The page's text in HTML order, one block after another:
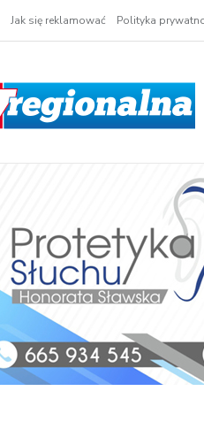
Jak się reklamować Polityka